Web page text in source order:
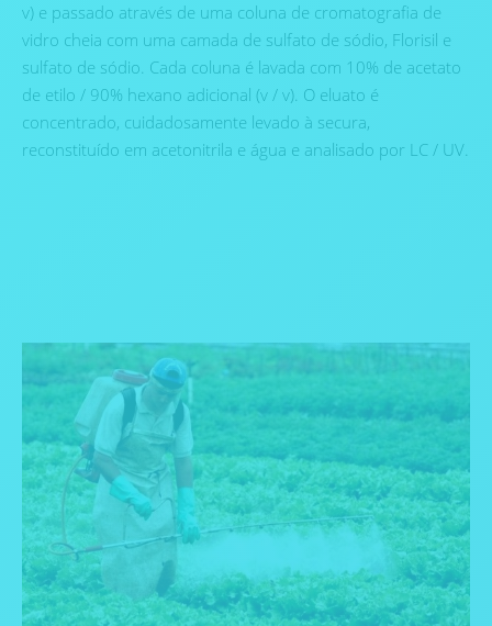
v) e passado através de uma coluna de cromatografia de
vidro cheia com uma camada de sulfato de sódio, Florisil e
sulfato de sódio. Cada coluna é lavada com 10% de acetato
de etilo / 90% hexano adicional (v / v). O eluato é
concentrado, cuidadosamente levado à secura,
reconstituído em acetonitrila e água e analisado por LC / UV.